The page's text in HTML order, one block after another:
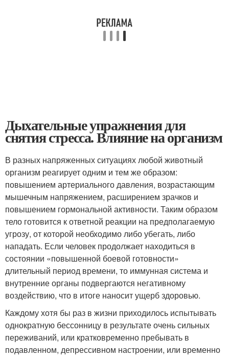
Дыхательные упражнения для
снятия стресса. Влияние на организм
В разных напряженных ситуациях любой животный
организм реагирует одним и тем же образом:
повышением артериального давления, возрастающим
мышечным напряжением, расширением зрачков и
повышением гормональной активности. Таким образом
тело готовится к ответной реакции на предполагаемую
угрозу, от которой необходимо либо убегать, либо
нападать. Если человек продолжает находиться в
состоянии «повышенной боевой готовности»
длительный период времени, то иммунная система и
внутренние органы подвергаются негативному
воздействию, что в итоге наносит ущерб здоровью.
Каждому хотя бы раз в жизни приходилось испытывать
однократную бессонницу в результате очень сильных
переживаний, или кратковременно пребывать в
подавленном, депрессивном настроении, или временно